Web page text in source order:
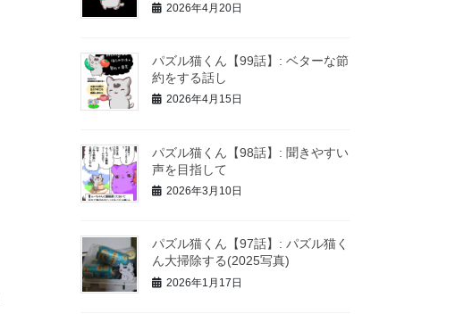
2026年4月20日
パズル猫くん【99話】: ベターな節
約をする話し
2026年4月15日
パズル猫くん【98話】: 聞きやすい
声を目指して
2026年3月10日
パズル猫くん【97話】: パズル猫く
ん大掃除する(2025写真)
2026年1月17日